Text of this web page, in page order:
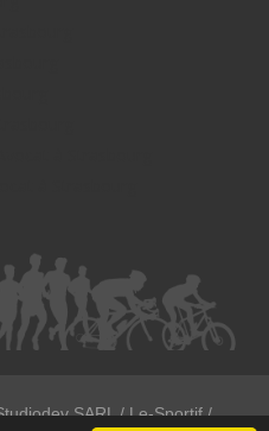
SARL / Le-Sportif /